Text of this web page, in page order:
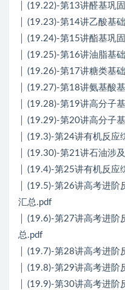
│ (19.22)-第13讲醛基巩
│ (19.23)-第14讲乙酸基
│ (19.24)-第15讲酯基巩
│ (19.25)-第16讲油脂基
│ (19.26)-第17讲糖类基
│ (19.27)-第18讲氨基酸
│ (19.28)-第19讲高分子
│ (19.29)-第20讲高分子
│ (19.3)-第24讲有机反应
│ (19.30)-第21讲石油涉
│ (19.4)-第25讲有机反应
│ (19.5)-第26讲高考进阶
汇总.pdf
│ (19.6)-第27讲高考进阶
总.pdf
│ (19.7)-第28讲高考进阶
│ (19.8)-第29讲高考进阶
│ (19.9)-第30讲高考进阶